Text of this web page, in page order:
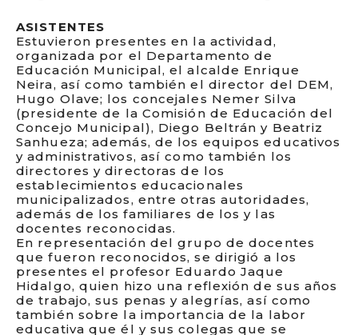
ASISTENTES
Estuvieron presentes en la actividad,
organizada por el Departamento de
Educación Municipal, el alcalde Enrique
Neira, así como también el director del DEM,
Hugo Olave; los concejales Nemer Silva
(presidente de la Comisión de Educación del
Concejo Municipal), Diego Beltrán y Beatriz
Sanhueza; además, de los equipos educativos
y administrativos, así como también los
directores y directoras de los
establecimientos educacionales
municipalizados, entre otras autoridades,
además de los familiares de los y las
docentes reconocidas.
En representación del grupo de docentes
que fueron reconocidos, se dirigió a los
presentes el profesor Eduardo Jaque
Hidalgo, quien hizo una reflexión de sus años
de trabajo, sus penas y alegrías, así como
también sobre la importancia de la labor
educativa que él y sus colegas que se